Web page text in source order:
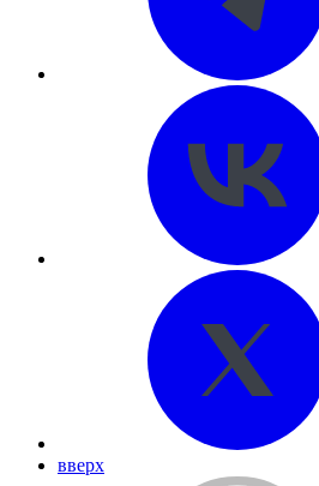
вверх